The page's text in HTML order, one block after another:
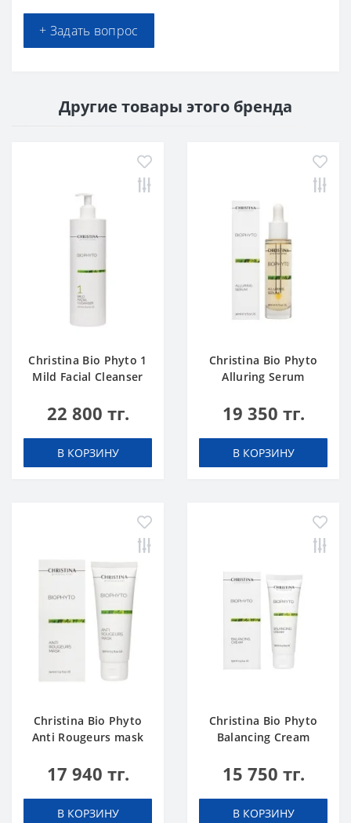
+ Задать вопрос
Другие товары этого бренда
Christina Bio Phyto 1
Mild Facial Cleanser
22 800 тг.
В КОРЗИНУ
Christina Bio Phyto
Alluring Serum
19 350 тг.
В КОРЗИНУ
Christina Bio Phyto
Anti Rougeurs mask
17 940 тг.
В КОРЗИНУ
Christina Bio Phyto
Balancing Cream
15 750 тг.
В КОРЗИНУ